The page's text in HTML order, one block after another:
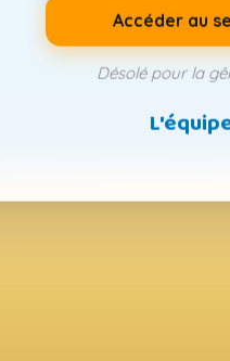
Accéder au
Désolé pour la